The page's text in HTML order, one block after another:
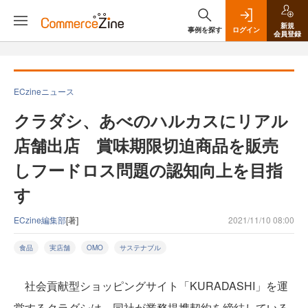
事例を探す ログイン
新規
会員登録
ECzineニュース
クラダシ、あべのハルカスにリアル
店舗出店 賞味期限切迫商品を販売
しフードロス問題の認知向上を目指
す
ECzine編集部[著] 2021/11/10 08:00
食品 実店舗 OMO サステナブル
社会貢献型ショッピングサイト「KURADASHI」を運